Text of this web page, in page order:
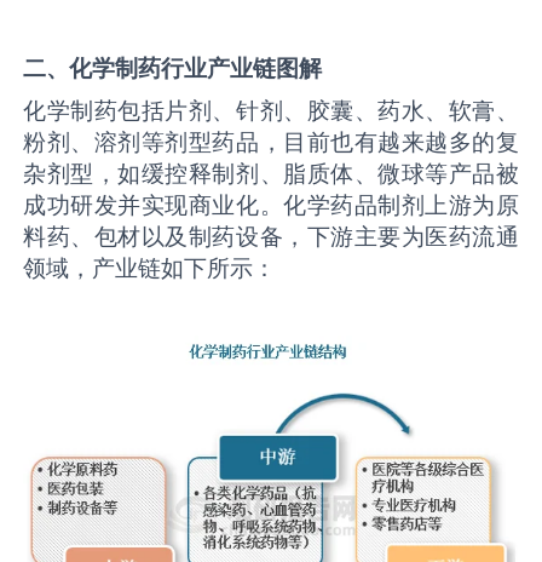
二、化学制药行业产业链图解
化学制药包括片剂、针剂、胶囊、药水、软膏、
粉剂、溶剂等剂型药品，目前也有越来越多的复
杂剂型，如缓控释制剂、脂质体、微球等产品被
成功研发并实现商业化。化学药品制剂上游为原
料药、包材以及制药设备，下游主要为医药流通
领域，产业链如下所示：